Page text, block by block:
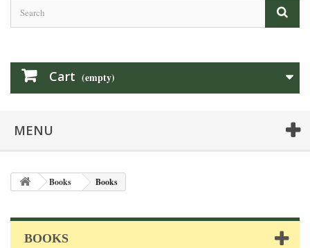
Cart (empty)
MENU
Books Books
BOOKS